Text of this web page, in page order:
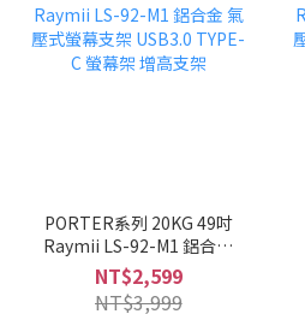
PORTER系列 20KG 49吋
Raymii LS-92-M1 鋁合金
氣壓式螢幕支架 USB3.0
TYPE-C 螢幕架 增高支架
NT$2,599
NT$3,999